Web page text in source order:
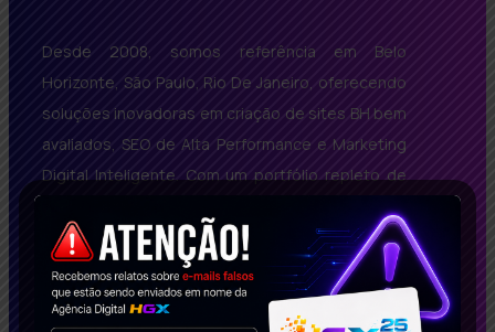
Desde 2008, somos referência em Belo
Horizonte, São Paulo, Rio De Janeiro, oferecendo
soluções inovadoras em criação de sites BH bem
avaliados, SEO de Alta Performance e Marketing
Digital Inteligente. Com um portfólio repleto de
casos de sucesso, impactamos empresas no
Brasil e no exterior. Solicite agora seu estudo de
caso gratuito e descubra como podemos
transformar seu negócio!